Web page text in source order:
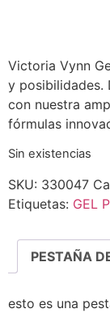
Victoria Vynn
y posibilidades.
con nuestra
fórmulas
Sin existencias
SKU: 330047
Etiquetas: GEL
PESTAÑA
esto es una